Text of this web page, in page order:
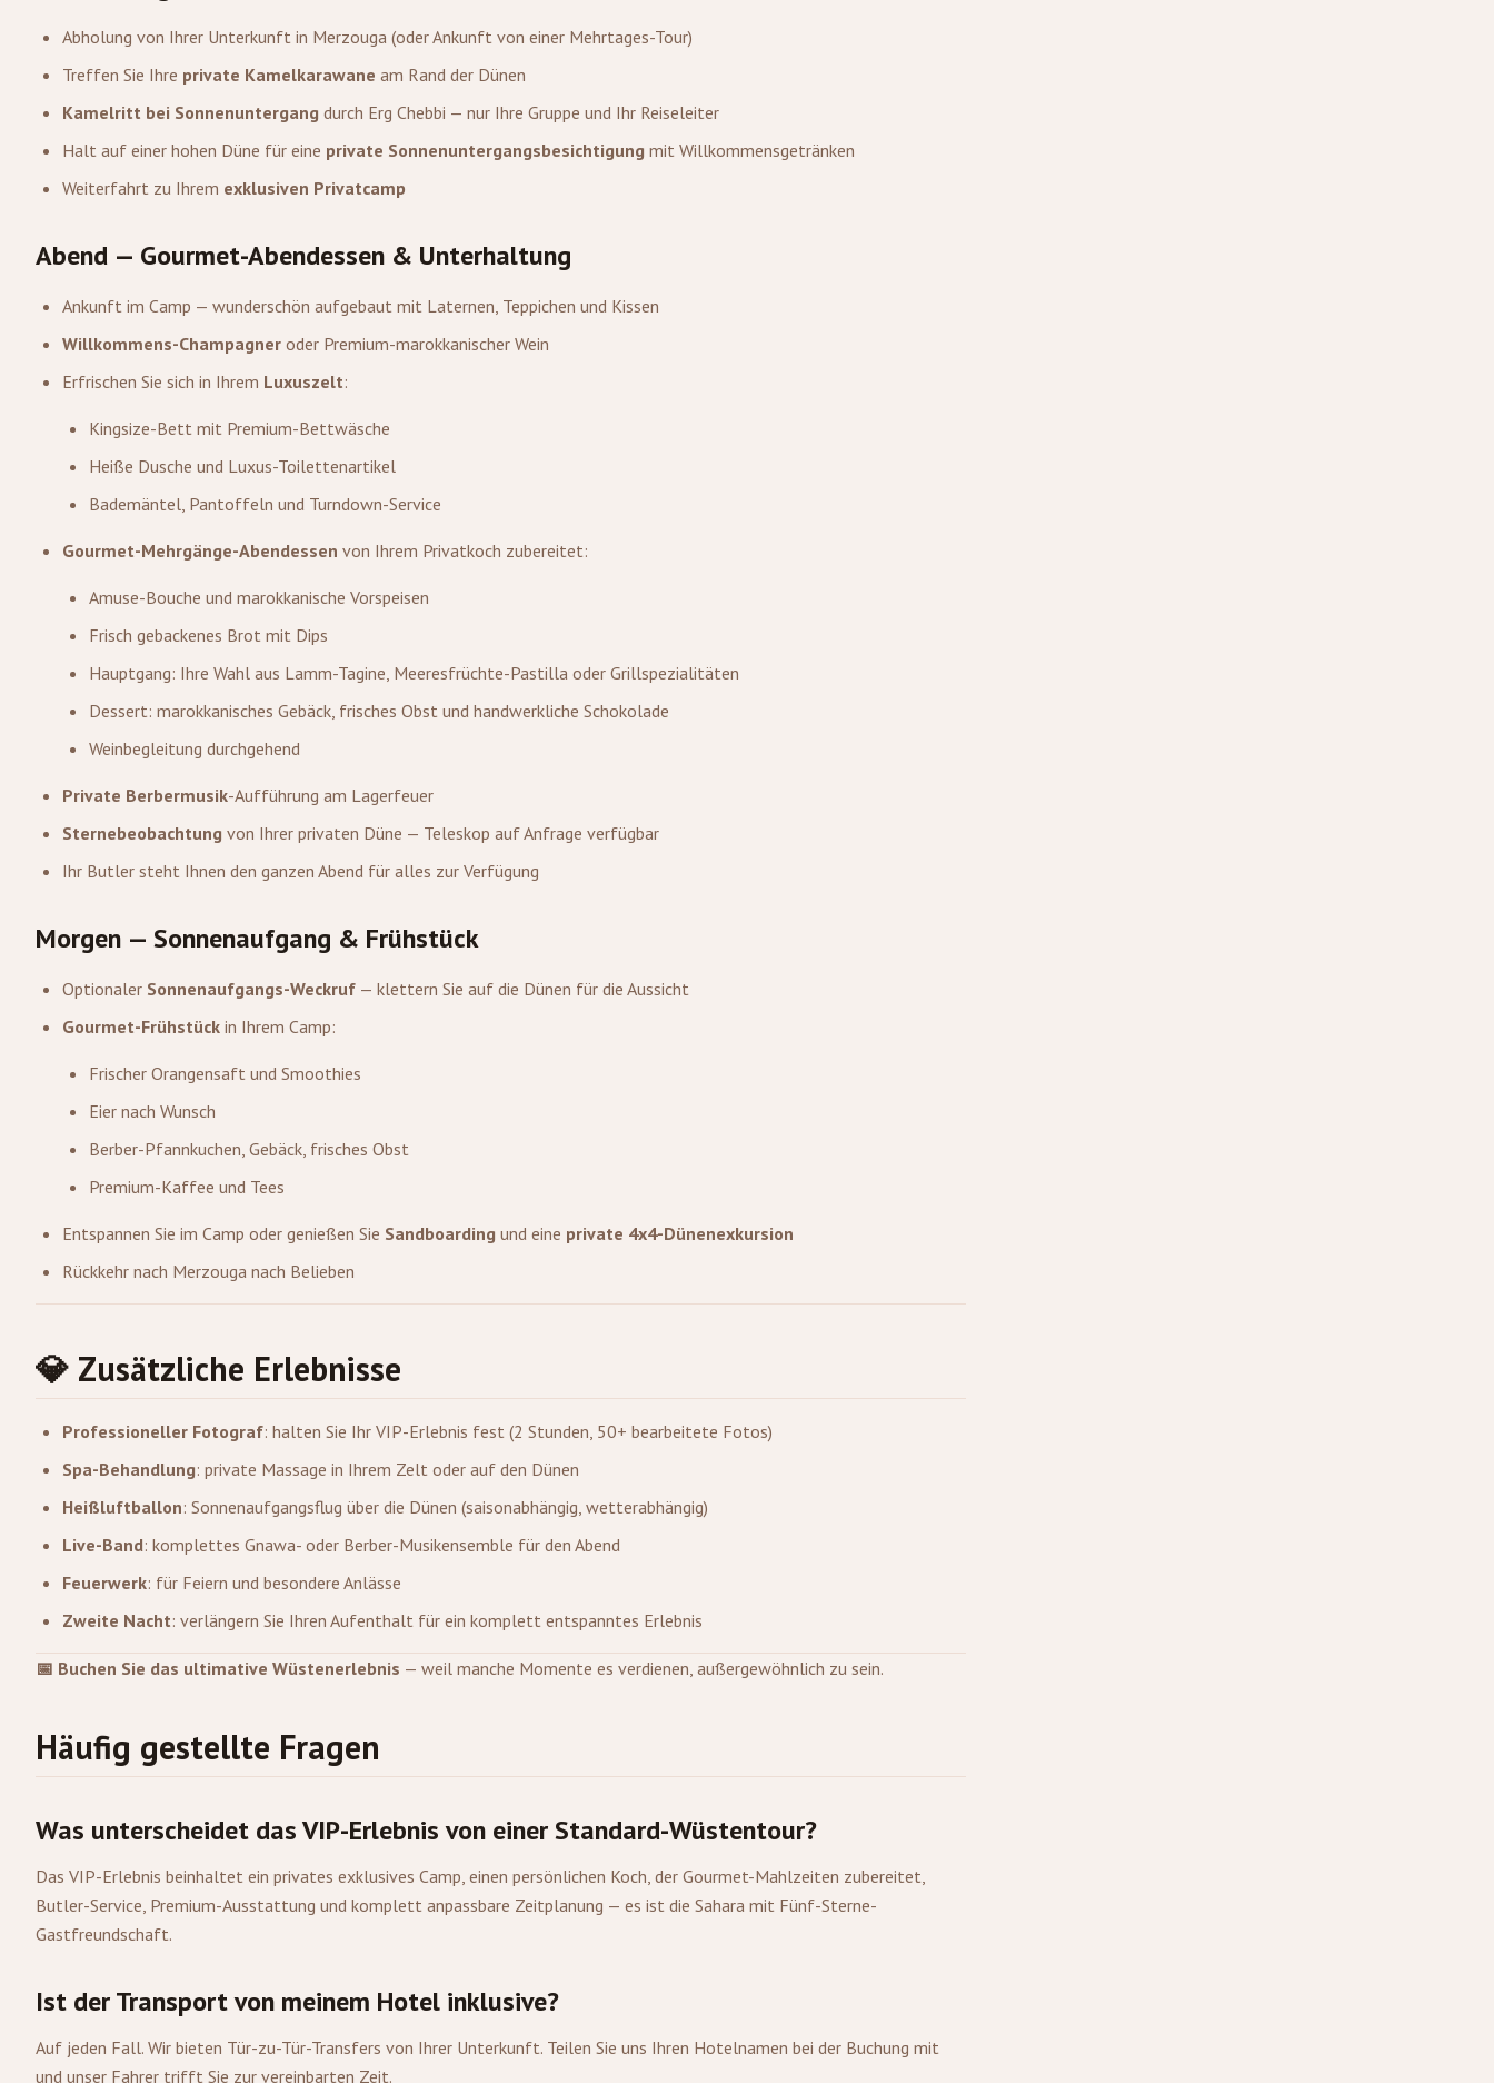
Abholung von Ihrer Unterkunft in Merzouga (oder Ankunft von einer Mehrtages-Tour)
Treffen Sie Ihre private Kamelkarawane am Rand der Dünen
Kamelritt bei Sonnenuntergang durch Erg Chebbi — nur Ihre Gruppe und Ihr Reiseleiter
Halt auf einer hohen Düne für eine private Sonnenuntergangsbesichtigung mit Willkommensgetränken
Weiterfahrt zu Ihrem exklusiven Privatcamp
Abend — Gourmet-Abendessen & Unterhaltung
Ankunft im Camp — wunderschön aufgebaut mit Laternen, Teppichen und Kissen
Willkommens-Champagner oder Premium-marokkanischer Wein
Erfrischen Sie sich in Ihrem Luxuszelt:
Kingsize-Bett mit Premium-Bettwäsche
Heiße Dusche und Luxus-Toilettenartikel
Bademäntel, Pantoffeln und Turndown-Service
Gourmet-Mehrgänge-Abendessen von Ihrem Privatkoch zubereitet:
Amuse-Bouche und marokkanische Vorspeisen
Frisch gebackenes Brot mit Dips
Hauptgang: Ihre Wahl aus Lamm-Tagine, Meeresfrüchte-Pastilla oder Grillspezialitäten
Dessert: marokkanisches Gebäck, frisches Obst und handwerkliche Schokolade
Weinbegleitung durchgehend
Private Berbermusik-Aufführung am Lagerfeuer
Sternebeobachtung von Ihrer privaten Düne — Teleskop auf Anfrage verfügbar
Ihr Butler steht Ihnen den ganzen Abend für alles zur Verfügung
Morgen — Sonnenaufgang & Frühstück
Optionaler Sonnenaufgangs-Weckruf — klettern Sie auf die Dünen für die Aussicht
Gourmet-Frühstück in Ihrem Camp:
Frischer Orangensaft und Smoothies
Eier nach Wunsch
Berber-Pfannkuchen, Gebäck, frisches Obst
Premium-Kaffee und Tees
Entspannen Sie im Camp oder genießen Sie Sandboarding und eine private 4x4-Dünenexkursion
Rückkehr nach Merzouga nach Belieben
💎 Zusätzliche Erlebnisse
Professioneller Fotograf: halten Sie Ihr VIP-Erlebnis fest (2 Stunden, 50+ bearbeitete Fotos)
Spa-Behandlung: private Massage in Ihrem Zelt oder auf den Dünen
Heißluftballon: Sonnenaufgangsflug über die Dünen (saisonabhängig, wetterabhängig)
Live-Band: komplettes Gnawa- oder Berber-Musikensemble für den Abend
Feuerwerk: für Feiern und besondere Anlässe
Zweite Nacht: verlängern Sie Ihren Aufenthalt für ein komplett entspanntes Erlebnis
📅 Buchen Sie das ultimative Wüstenerlebnis — weil manche Momente es verdienen, außergewöhnlich zu sein.
Häufig gestellte Fragen
Was unterscheidet das VIP-Erlebnis von einer Standard-Wüstentour?
Das VIP-Erlebnis beinhaltet ein privates exklusives Camp, einen persönlichen Koch, der Gourmet-Mahlzeiten zubereitet,
Butler-Service, Premium-Ausstattung und komplett anpassbare Zeitplanung — es ist die Sahara mit Fünf-Sterne-
Gastfreundschaft.
Ist der Transport von meinem Hotel inklusive?
Auf jeden Fall. Wir bieten Tür-zu-Tür-Transfers von Ihrer Unterkunft. Teilen Sie uns Ihren Hotelnamen bei der Buchung mit
und unser Fahrer trifft Sie zur vereinbarten Zeit.